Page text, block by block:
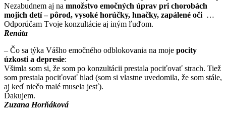
Nezabudnem aj na množstvo emočných úprav pri chorobách
mojich detí – pôrod, vysoké horúčky, hnačky, zapálené oči …
Odporúčam Tvoje konzultácie aj iným ľuďom.
Renáta
– Čo sa týka Vášho emočného odblokovania na moje pocity
úzkosti a depresie:
Všimla som si, že som po konzultácii prestala pociťovať strach. Tiež
som prestala pociťovať hlad (som si vlastne uvedomila, že som stále,
aj keď niečo malé musela jesť).
Ďakujem.
Zuzana Horňáková